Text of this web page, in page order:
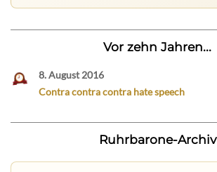
Vor zehn Jahren...
8. August 2016
Contra contra contra hate speech
Ruhrbarone-Archiv